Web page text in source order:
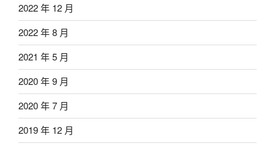
2022 年 12 月
2022 年 8 月
2021 年 5 月
2020 年 9 月
2020 年 7 月
2019 年 12 月